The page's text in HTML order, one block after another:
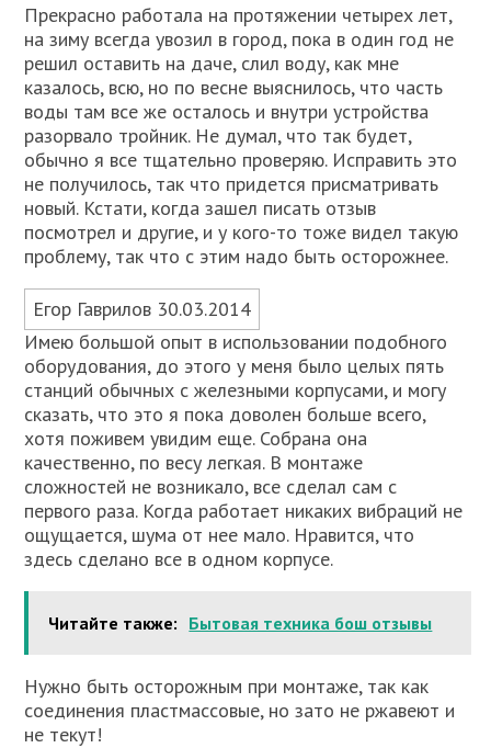
Прекрасно работала на протяжении четырех лет,
на зиму всегда увозил в город, пока в один год не
решил оставить на даче, слил воду, как мне
казалось, всю, но по весне выяснилось, что часть
воды там все же осталось и внутри устройства
разорвало тройник. Не думал, что так будет,
обычно я все тщательно проверяю. Исправить это
не получилось, так что придется присматривать
новый. Кстати, когда зашел писать отзыв
посмотрел и другие, и у кого-то тоже видел такую
проблему, так что с этим надо быть осторожнее.
Егор Гаврилов 30.03.2014
Имею большой опыт в использовании подобного
оборудования, до этого у меня было целых пять
станций обычных с железными корпусами, и могу
сказать, что это я пока доволен больше всего,
хотя поживем увидим еще. Собрана она
качественно, по весу легкая. В монтаже
сложностей не возникало, все сделал сам с
первого раза. Когда работает никаких вибраций не
ощущается, шума от нее мало. Нравится, что
здесь сделано все в одном корпусе.
Читайте также: Бытовая техника бош отзывы
Нужно быть осторожным при монтаже, так как
соединения пластмассовые, но зато не ржавеют и
не текут!